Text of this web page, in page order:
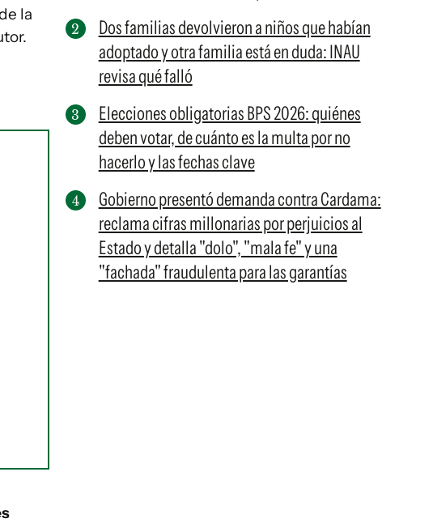
la
Dos familias devolvieron a niños que habían
adoptado y otra familia está en duda: INAU
revisa qué falló
Elecciones obligatorias BPS 2026: quiénes
deben votar, de cuánto es la multa por no
hacerlo y las fechas clave
Gobierno presentó demanda contra Cardama:
reclama cifras millonarias por perjuicios al
Estado y detalla "dolo", "mala fe" y una
"fachada" fraudulenta para las garantías